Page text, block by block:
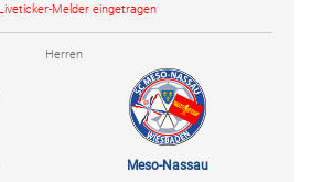
Melder eingetragen
Herren
Meso-Nassau